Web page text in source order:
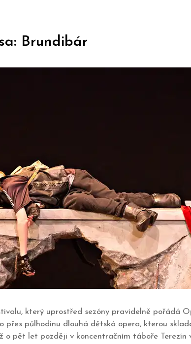
Brundibár
který uprostřed sezóny pravidelně pořádá
přes půlhodinu dlouhá dětská opera, kterou
o pět let později v koncentračním táboře